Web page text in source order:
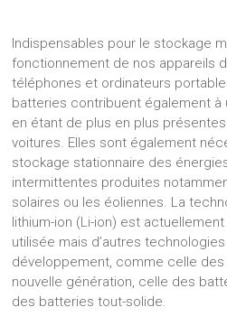
Indispensables pour le stockage
fonctionnement de nos appareils
téléphones et ordinateurs
batteries contribuent également
en étant de plus en plus
voitures. Elles sont également
stockage stationnaire des
intermittentes produites
solaires ou les éoliennes. La
lithium-ion (Li-ion) est
utilisée mais d’autres
développement, comme celle
nouvelle génération, celle des
des batteries tout-solide.